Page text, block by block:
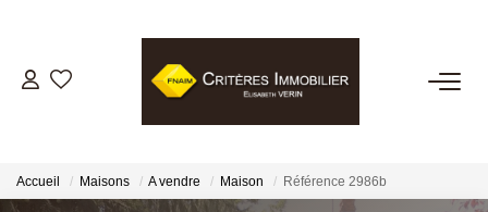
LOCATIONS
Accueil Maisons A vendre Maison Référence 2986b